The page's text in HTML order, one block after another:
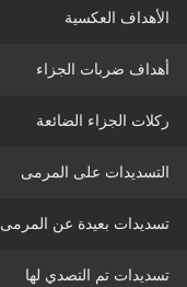
الأهداف العكسية
أهداف ضربات الجزاء
ركلات الجزاء الضائعة
التسديدات على المرمى
تسديدات بعيدة عن المرمى
تسديدات تم التصدي لها